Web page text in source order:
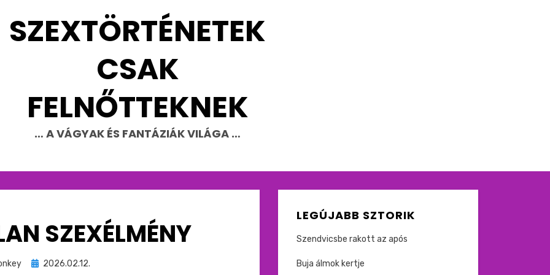
SZEXTÖRTÉNETEK
CSAK
FELNŐTTEKNEK
… A VÁGYAK ÉS FANTÁZIÁK VILÁGA …
SZEXÉLMÉNY
Beküldve
2026.02.12.
LEGÚJABB SZTORIK
Szendvicsbe rakott az após
Buja álmok kertje